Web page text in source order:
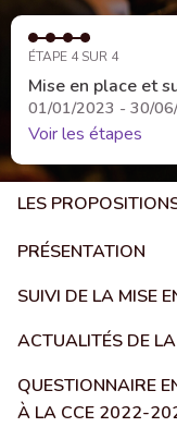
ÉTAPE 4 SUR 4
Mise en place et
01/01/2023 - 30/
Voir les étapes
LES
PRÉSENTATION
SUIVI DE LA MISE
ACTUALITÉS DE
QUESTIONNAIRE
À LA CCE 2022-